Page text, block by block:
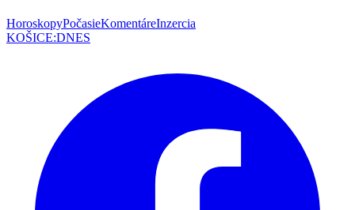
HoroskopyPočasieKomentáreInzercia
KOŠICE:DNES